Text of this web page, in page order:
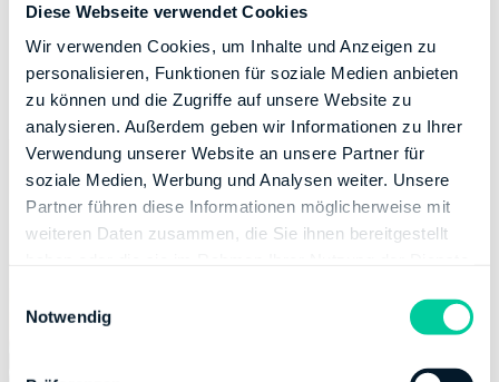
Diese Webseite verwendet Cookies
Wir verwenden Cookies, um Inhalte und Anzeigen zu
personalisieren, Funktionen für soziale Medien anbieten
zu können und die Zugriffe auf unsere Website zu
analysieren. Außerdem geben wir Informationen zu Ihrer
Verwendung unserer Website an unsere Partner für
soziale Medien, Werbung und Analysen weiter. Unsere
Partner führen diese Informationen möglicherweise mit
weiteren Daten zusammen, die Sie ihnen bereitgestellt
Notwendig
Datensicherheit geboten ist. Außerdem kann ein
individuell passendes Paket gebucht werden, dessen
monatliche Gebühren deutlich unter dem Preis einer
offline Buchhaltungssoftware liegen.